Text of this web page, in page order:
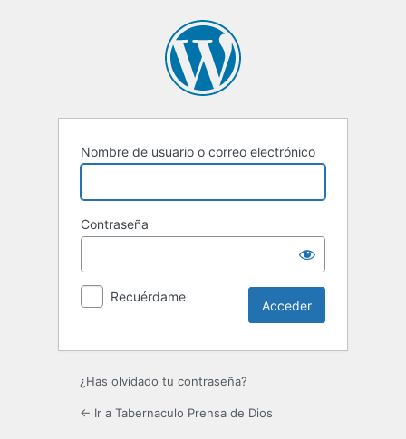
Nombre de usuario o correo electrónico
Contraseña
Recuérdame
¿Has olvidado tu contraseña?
← Ir a Tabernaculo Prensa de Dios